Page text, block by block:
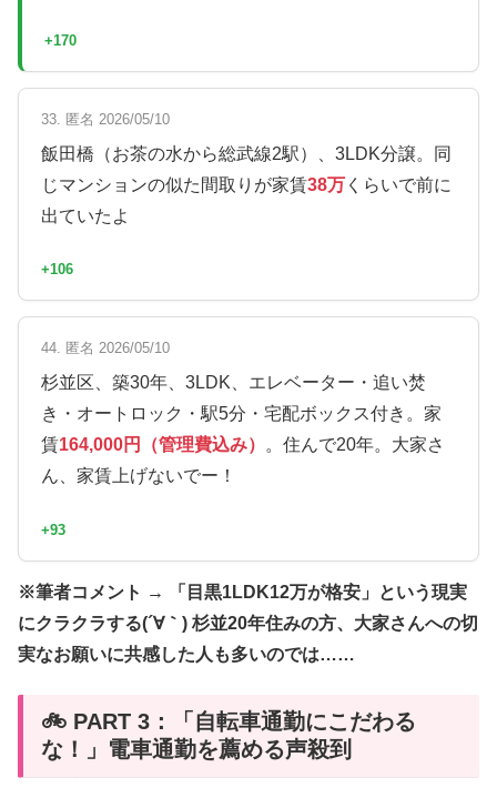
+170
33. 匿名 2026/05/10
飯田橋（お茶の水から総武線2駅）、3LDK分譲。同
じマンションの似た間取りが家賃38万 くらいで前に
出ていたよ
+106
44. 匿名 2026/05/10
杉並区、築30年、3LDK、エレベーター・追い焚
き・オートロック・駅5分・宅配ボックス付き。家
賃164,000円（管理費込み）
。住んで20年。大家さ
ん、家賃上げないでー！
+93
※筆者コメント → 「目黒1LDK12万が格安」という現実
にクラクラする(´∀｀) 杉並20年住みの方、大家さんへの切
実なお願いに共感した人も多いのでは……
🚲 PART 3：「自転車通勤にこだわる
な！」電車通勤を薦める声殺到